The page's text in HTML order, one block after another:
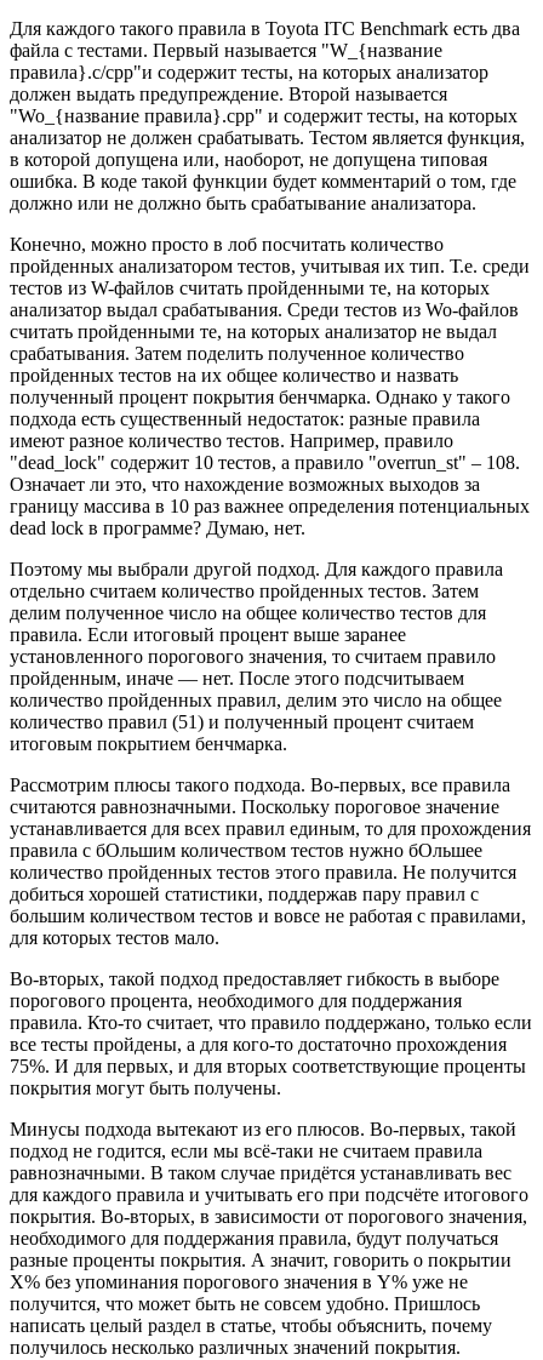
Для каждого такого правила в Toyota ITC Benchmark есть два
файла с тестами. Первый называется "W_{название
правила}.c/cpp"и содержит тесты, на которых анализатор
должен выдать предупреждение. Второй называется
"Wo_{название правила}.cpp" и содержит тесты, на которых
анализатор не должен срабатывать. Тестом является функция,
в которой допущена или, наоборот, не допущена типовая
ошибка. В коде такой функции будет комментарий о том, где
должно или не должно быть срабатывание анализатора.
Конечно, можно просто в лоб посчитать количество
пройденных анализатором тестов, учитывая их тип. Т.е. среди
тестов из W-файлов считать пройденными те, на которых
анализатор выдал срабатывания. Среди тестов из Wo-файлов
считать пройденными те, на которых анализатор не выдал
срабатывания. Затем поделить полученное количество
пройденных тестов на их общее количество и назвать
полученный процент покрытия бенчмарка. Однако у такого
подхода есть существенный недостаток: разные правила
имеют разное количество тестов. Например, правило
"dead_lock" содержит 10 тестов, а правило "overrun_st" – 108.
Означает ли это, что нахождение возможных выходов за
границу массива в 10 раз важнее определения потенциальных
dead lock в программе? Думаю, нет.
Поэтому мы выбрали другой подход. Для каждого правила
отдельно считаем количество пройденных тестов. Затем
делим полученное число на общее количество тестов для
правила. Если итоговый процент выше заранее
установленного порогового значения, то считаем правило
пройденным, иначе — нет. После этого подсчитываем
количество пройденных правил, делим это число на общее
количество правил (51) и полученный процент считаем
итоговым покрытием бенчмарка.
Рассмотрим плюсы такого подхода. Во-первых, все правила
считаются равнозначными. Поскольку пороговое значение
устанавливается для всех правил единым, то для прохождения
правила с бОльшим количеством тестов нужно бОльшее
количество пройденных тестов этого правила. Не получится
добиться хорошей статистики, поддержав пару правил с
большим количеством тестов и вовсе не работая с правилами,
для которых тестов мало.
Во-вторых, такой подход предоставляет гибкость в выборе
порогового процента, необходимого для поддержания
правила. Кто-то считает, что правило поддержано, только если
все тесты пройдены, а для кого-то достаточно прохождения
75%. И для первых, и для вторых соответствующие проценты
покрытия могут быть получены.
Минусы подхода вытекают из его плюсов. Во-первых, такой
подход не годится, если мы всё-таки не считаем правила
равнозначными. В таком случае придётся устанавливать вес
для каждого правила и учитывать его при подсчёте итогового
покрытия. Во-вторых, в зависимости от порогового значения,
необходимого для поддержания правила, будут получаться
разные проценты покрытия. А значит, говорить о покрытии
X% без упоминания порогового значения в Y% уже не
получится, что может быть не совсем удобно. Пришлось
написать целый раздел в статье, чтобы объяснить, почему
получилось несколько различных значений покрытия.